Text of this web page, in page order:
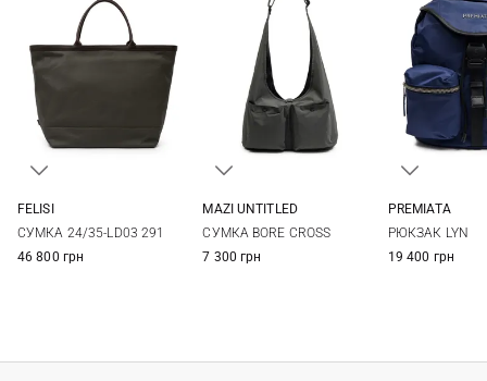
FELISI
СУМКА 24/35-LD03 291
46 800 грн
MAZI UNTITLED
СУМКА BORE CROSS
7 300 грн
PREMIATA
РЮКЗАК LYN
19 400 грн